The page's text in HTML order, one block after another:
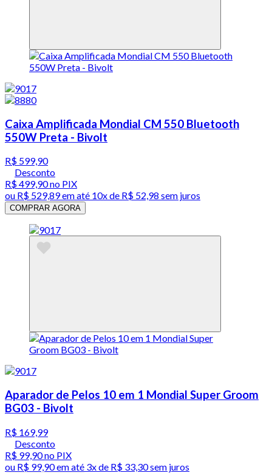
Caixa Amplificada Mondial CM 550 Bluetooth
550W Preta - Bivolt
R$ 599,90
Desconto
R$ 499,90no PIX
ou R$ 529,89em até 10x de R$ 52,98 sem juros
COMPRAR AGORA
Aparador de Pelos 10 em 1 Mondial Super Groom
BG03 - Bivolt
R$ 169,99
Desconto
R$ 99,90no PIX
ou R$ 99,90em até 3x de R$ 33,30 sem juros